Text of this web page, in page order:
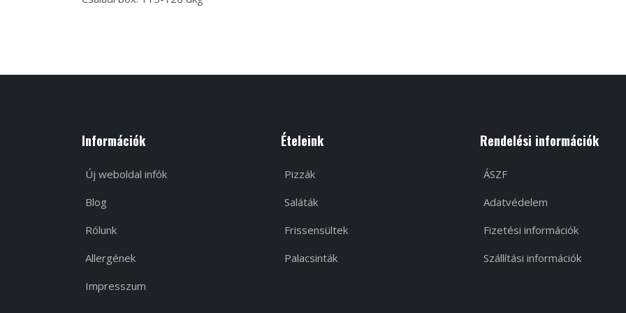
Információk
Új weboldal infók
Blog
Rólunk
Allergének
Impresszum
Ételeink
Pizzák
Saláták
Frissensültek
Palacsinták
Rendelési információk
ÁSZF
Adatvédelem
Fizetési információk
Szállítási információk